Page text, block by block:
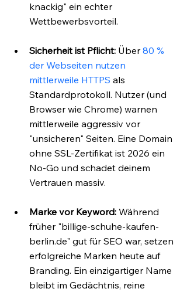
knackig" ein echter
Wettbewerbsvorteil.
Sicherheit ist Pflicht: Über 80 %
der Webseiten nutzen
mittlerweile HTTPS als
Standardprotokoll. Nutzer (und
Browser wie Chrome) warnen
mittlerweile aggressiv vor
"unsicheren" Seiten. Eine Domain
ohne SSL-Zertifikat ist 2026 ein
No-Go und schadet deinem
Vertrauen massiv.
Marke vor Keyword: Während
früher "billige-schuhe-kaufen-
berlin.de" gut für SEO war, setzen
erfolgreiche Marken heute auf
Branding. Ein einzigartiger Name
bleibt im Gedächtnis, reine